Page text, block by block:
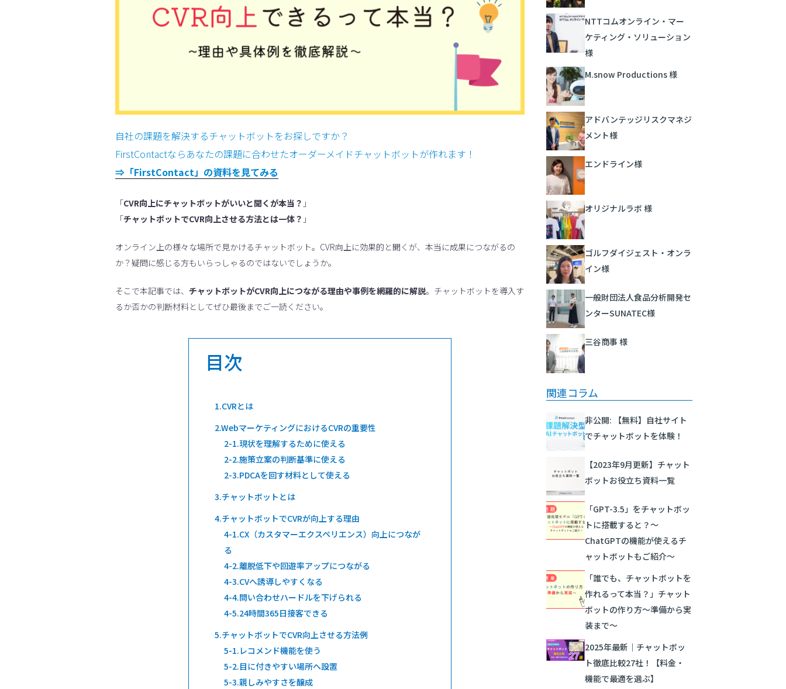
自社の課題を解決するチャットボットをお探しですか？
FirstContactならあなたの課題に合わせたオーダーメイドチャットボットが作れます！
⇒「FirstContact」の資料を見てみる
「CVR向上にチャットボットがいいと聞くが本当？ 」
「チャットボットでCVR向上させる方法とは一体？ 」
オンライン上の様々な場所で見かけるチャットボット。CVR向上に効果的と聞くが、本当に成果につながるの
か？疑問に感じる方もいらっしゃるのではないでしょうか。
そこで本記事では、 チャットボットがCVR向上につながる理由や事例を網羅的に解説。チャットボットを導入す
るか否かの判断材料としてぜひ最後までご一読ください。
目次
CVRとは
WebマーケティングにおけるCVRの重要性
現状を理解するために使える
施策立案の判断基準に使える
PDCAを回す材料として使える
チャットボットとは
チャットボットでCVRが向上する理由
CX（カスタマーエクスペリエンス）向上につなが
る
離脱低下や回遊率アップにつながる
CVへ誘導しやすくなる
問い合わせハードルを下げられる
24時間365日接客できる
チャットボットでCVR向上させる方法例
レコメンド機能を使う
目に付きやすい場所へ設置
親しみやすさを醸成
NTTコムオンライン・マー
ケティング・ソリューション
様
M.snow Productions 様
アドバンテッジリスクマネジ
メント様
エンドライン様
オリジナルラボ 様
ゴルフダイジェスト・オンラ
イン様
一般財団法人食品分析開発セ
ンターSUNATEC様
三谷商事 様
関連コラム
非公開: 【無料】自社サイト
でチャットボットを体験！
【2023年9月更新】チャット
ボットお役立ち資料一覧
「GPT-3.5」をチャットボッ
トに搭載すると？～
ChatGPTの機能が使えるチ
ャットボットもご紹介～
「誰でも、チャットボットを
作れるって本当？」チャット
ボットの作り方～準備から実
装まで～
2025年最新｜チャットボッ
ト徹底比較27社！【料金・
機能で最適を選ぶ】